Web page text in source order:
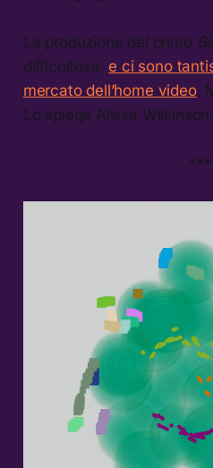
La produzione del primo
difficoltosa, e ci sono
mercato dell’home video.
Lo spiega Alissa
***